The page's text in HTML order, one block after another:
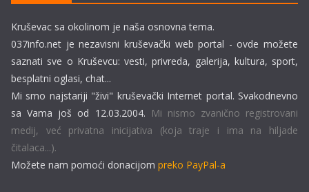
Kruševac sa okolinom je naša osnovna tema.
037info.net je nezavisni kruševački web portal - ovde možete
saznati sve o Kruševcu: vesti, privreda, galerija, kultura, sport,
besplatni oglasi, chat...
Mi smo najstariji "živi" kruševački Internet portal. Svakodnevno
sa Vama još od 12.03.2004. Mi nismo zvanično registrovani
medij, već privatna inicijativa (koja traje i ima na hiljade
čitalaca...).
Možete nam pomoći donacijom preko PayPal-a